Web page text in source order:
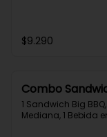
$9.290
Combo
1 Sandwich Big
Mediana, 1 Bebida